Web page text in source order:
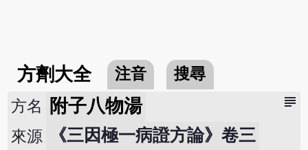
方劑大全 注音 搜尋
subject
方名 附子八物湯
來源 《三因極一病證方論》卷三